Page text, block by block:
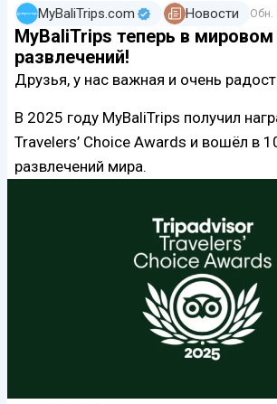
MyBaliTrips.com Новости Обн.
MyBaliTrips теперь в мировом
развлечений!
Друзья, у нас важная и очень
В 2025 году MyBaliTrips получил
Travelers’ Choice Awards и вошёл в
развлечений мира.